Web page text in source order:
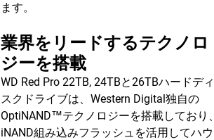
ます。
業界をリードするテクノロ
ジーを搭載
WD Red Pro 22TB, 24TBと26TBハードディ
スクドライブは、Western Digital独自の
OptiNAND™テクノロジーを搭載しており、
iNAND組み込みフラッシュを活用してハウ